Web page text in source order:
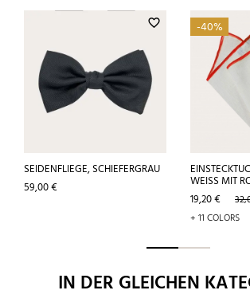
favorite_border
SEIDENFLIEGE, SCHIEFERGRAU
Preis
59,00 €
-40%
WEISS MIT
Preis
19,20 €
+ 11 COLORS
IN DER GLEICHEN